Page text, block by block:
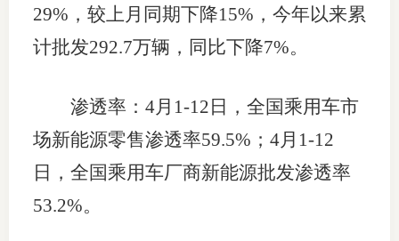
29%，较上月同期下降15%，今年以来累
计批发292.7万辆，同比下降7%。
渗透率：4月1-12日，全国乘用车市
场新能源零售渗透率59.5%；4月1-12
日，全国乘用车厂商新能源批发渗透率
53.2%。